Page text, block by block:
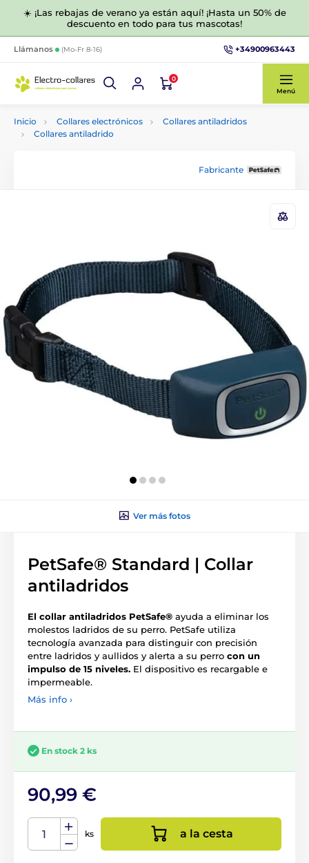
☀️ ¡Las rebajas de verano ya están aquí! ¡Hasta un 50% de
descuento en todo para tus mascotas!
Llámanos (Mo-Fr 8-16) +34900963443
0
Menú
Inicio Collares electrónicos
Collares antiladridos
Collares antiladrido
Fabricante
Ver más fotos
PetSafe® Standard | Collar
antiladridos
El collar antiladridos PetSafe® ayuda a eliminar los
molestos ladridos de su perro. PetSafe utiliza
tecnología avanzada para distinguir con precisión
entre ladridos y aullidos y alerta a su perro con un
impulso de 15 niveles. El dispositivo es recargable e
impermeable.
Más info ›
En stock 2 ks
90,99 €
ks a la cesta